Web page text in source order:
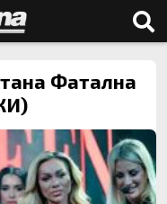
Фатална